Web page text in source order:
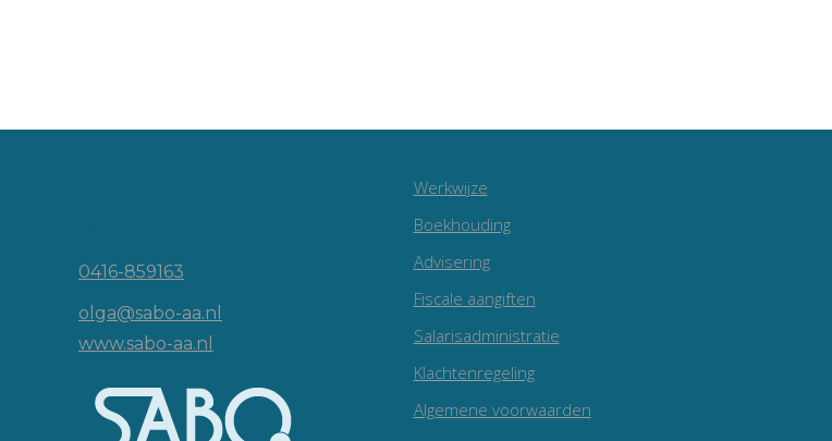
0416-859163
olga@sabo-aa.nl
www.sabo-aa.nl
Werkwijze
Boekhouding
Advisering
Fiscale aangiften
Salarisadministratie
Klachtenregeling
Algemene voorwaarden